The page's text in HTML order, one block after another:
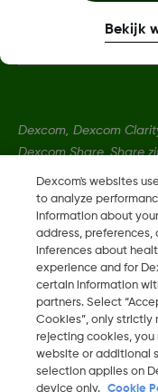
Meer informatie
Dexcom, Dexcom
Dexcom Share, Share
Dexcom, Inc. in de
andere landen
LBL014350 Rev 004
2026 Dexcom, Inc.
Dexcom's websites
to analyze
information about
address, preferences,
inferences about
experience and for
certain information
partners. Select
Cookies”, only strictly
rejecting cookies,
website or additional
selection applies on
device only.
Cookie
Bekijk